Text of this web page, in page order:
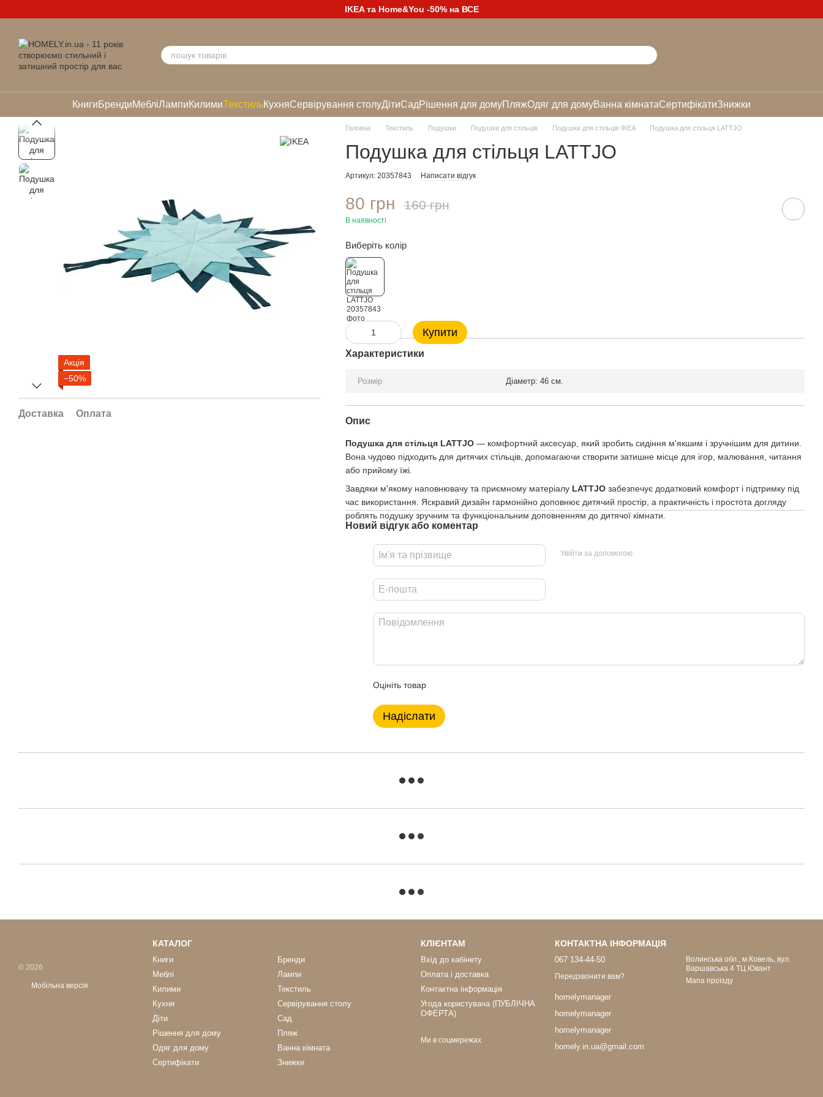
IKEA та Home&You -50% на ВСЕ
КнигиБрендиМебліЛампиКилимиТекстильКухняСервірування столуДітиСадРішення для домуПляжОдяг для домуВанна кімнатаСертифікатиЗнижки
Акція
−50%
Доставка Оплата
Головна Текстиль Подушки Подушки для стільців Подушки для стільців IKEA Подушка для стільця LATTJO
Подушка для стільця LATTJO
Артикул: 20357843 Написати відгук
80 грн 160 грн
В наявності
Виберіть колір
Купити
Характеристики
Розмір Діаметр: 46 см.
Опис
Подушка для стільця LATTJO— комфортний аксесуар, який зробить сидіння м'якшим і зручнішим для дитини.
Вона чудово підходить для дитячих стільців, допомагаючи створити затишне місце для ігор, малювання, читання
або прийому їжі.
Завдяки м'якому наповнювачу та приємному матеріалу LATTJOзабезпечує додатковий комфорт і підтримку під
час використання. Яскравий дизайн гармонійно доповнює дитячий простір, а практичність і простота догляду
роблять подушку зручним та функціональним доповненням до дитячої кімнати.
Новий відгук або коментар
Увійти за допомогою
Оцініть товар
Надіслати
© 2026
Мобільна версія
КАТАЛОГ
Книги
Бренди
Меблі
Лампи
Килими
Текстиль
Кухня
Сервірування столу
Діти
Сад
Рішення для дому
Пляж
Одяг для дому
Ванна кімната
Сертифікати
Знижки
КЛІЄНТАМ
Вхід до кабінету
Оплата і доставка
Контактна інформація
Угода користувача (ПУБЛІЧНА
ОФЕРТА)
Ми в соцмережах
КОНТАКТНА ІНФОРМАЦІЯ
067 134-44-50
Передзвонити вам?
homelymanager
homelymanager
homelymanager
homely.in.ua@gmail.com
Волинська обл., м.Ковель, вул.
Варшавська 4 ТЦ Ювант
Мапа проїзду